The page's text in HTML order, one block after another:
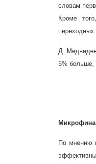
словам
Кроме
переходных
Д.
5% больше,
По мнению